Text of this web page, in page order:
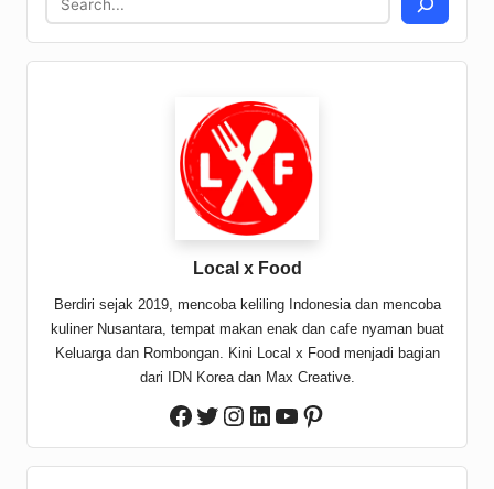
Local x Food
Berdiri sejak 2019, mencoba keliling Indonesia dan mencoba
kuliner Nusantara, tempat makan enak dan cafe nyaman buat
Keluarga dan Rombongan. Kini Local x Food menjadi bagian
dari IDN Korea dan Max Creative.
Facebook
Twitter
Instagram
LinkedIn
YouTube
Pinterest